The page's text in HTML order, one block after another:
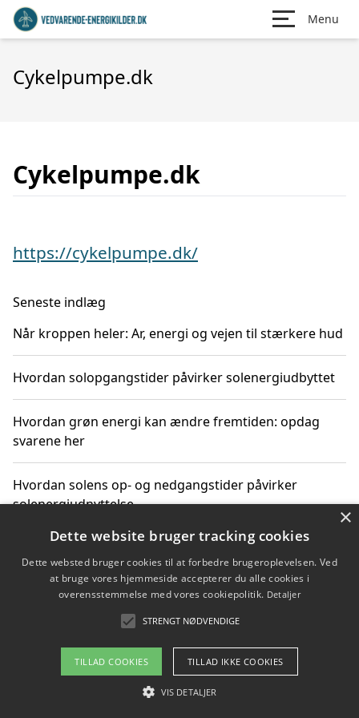
Menu
Cykelpumpe.dk
Cykelpumpe.dk
https://cykelpumpe.dk/
Seneste indlæg
Når kroppen heler: Ar, energi og vejen til stærkere hud
Hvordan solopgangstider påvirker solenergiudbyttet
Hvordan grøn energi kan ændre fremtiden: opdag
svarene her
Hvordan solens op- og nedgangstider påvirker
solenergiudnyttelse
Hvordan du får svar på energispørgsmål om
vedvarende energikilder
Om / kontakt
Blog Betingelser
×
Dette website bruger tracking cookies
Dette websted bruger cookies til at forbedre brugeroplevelsen. Ved
at bruge vores hjemmeside accepterer du alle cookies i
overensstemmelse med vores cookiepolitik. Detaljer
STRENGT NØDVENDIGE
TILLAD COOKIES TILLAD IKKE COOKIES
VIS DETALJER